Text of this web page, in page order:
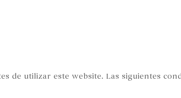
de utilizar este website. Las siguientes